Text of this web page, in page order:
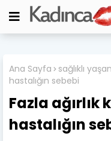
Ana Sayfa sağlıklı
hastalığın sebebi
Fazla ağırlık
hastalığın